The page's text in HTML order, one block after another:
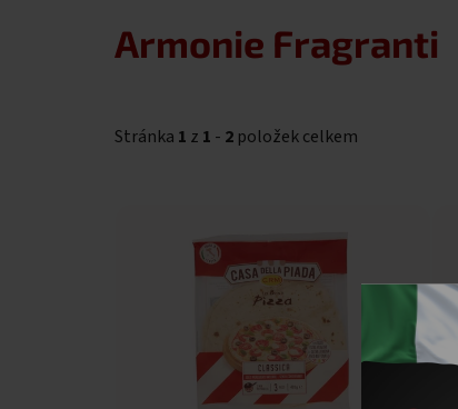
Armonie Fragranti
Stránka 1 z 1 - 2 položek celkem